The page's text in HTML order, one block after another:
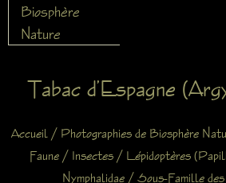
Biosphère
Nature
Tabac d’Espagne
Accueil/ Photographies de Biosphère
Faune/ Insectes/ Lépidoptères
Nymphalidae /Sous-Famille